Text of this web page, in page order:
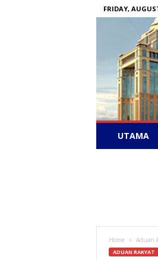
FRIDAY,
–
UTAMA
Home Aduan
ADUAN RAKYAT